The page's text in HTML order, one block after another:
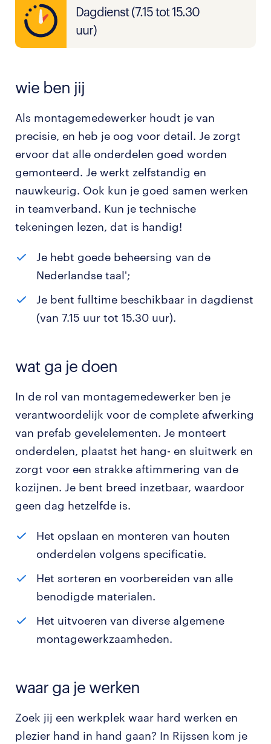
Dagdienst (7.15 tot 15.30
uur)
wie ben jij
Als montagemedewerker houdt je van
precisie, en heb je oog voor detail. Je zorgt
ervoor dat alle onderdelen goed worden
gemonteerd. Je werkt zelfstandig en
nauwkeurig. Ook kun je goed samen werken
in teamverband. Kun je technische
tekeningen lezen, dat is handig!
Je hebt goede beheersing van de
Nederlandse taal';
Je bent fulltime beschikbaar in dagdienst
(van 7.15 uur tot 15.30 uur).
wat ga je doen
In de rol van montagemedewerker ben je
verantwoordelijk voor de complete afwerking
van prefab gevelelementen. Je monteert
onderdelen, plaatst het hang- en sluitwerk en
zorgt voor een strakke aftimmering van de
kozijnen. Je bent breed inzetbaar, waardoor
geen dag hetzelfde is.
Het opslaan en monteren van houten
onderdelen volgens specificatie.
Het sorteren en voorbereiden van alle
benodigde materialen.
Het uitvoeren van diverse algemene
montagewerkzaamheden.
waar ga je werken
Zoek jij een werkplek waar hard werken en
plezier hand in hand gaan? In Rijssen kom je